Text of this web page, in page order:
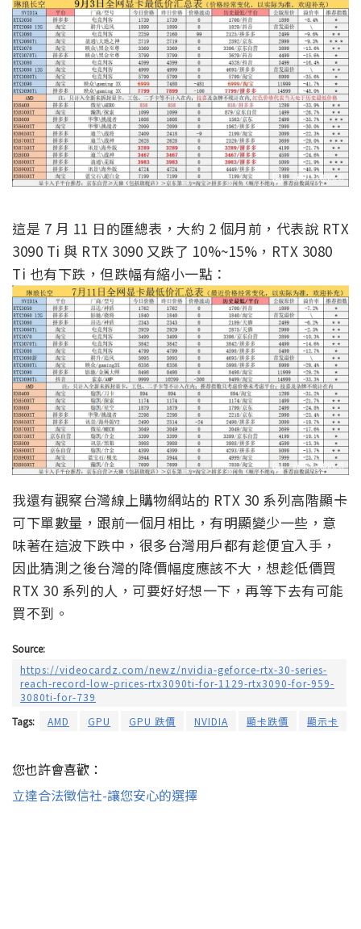
這是 7 月 11 日的匯總表，大約 2 個月前，代表說 RTX
3090 Ti 與 RTX 3090 又跌了 10%~15%，RTX 3080
Ti 也有下跌，但跌幅有縮小一點：
我還有觀察台灣線上購物網站的 RTX 30 系列高階顯卡
可下單數量，跟前一個月相比，有明顯變少一些，意
味著在這波下跌中，很多台灣用戶都有趁便宜入手，
因此猜測之後台灣的降價幅度應該不大，想趁低價買
RTX 30 系列的人，可要好好想一下，再等下去有可能
買不到。
Source:
https://videocardz.com/newz/nvidia-geforce-rtx-30-series-
reach-record-low-prices-rtx3090ti-for-1129-rtx3090-for-959-
3080ti-for-739
Tags:
AMD GPU GPU 跌價 NVIDIA 顯卡跌價 顯示卡
您也許會喜歡：
立達合法徵信社-讓您安心的選擇